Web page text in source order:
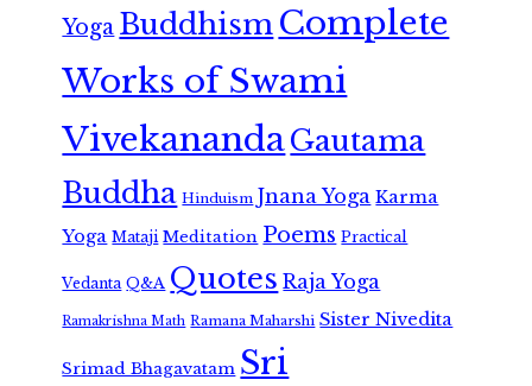
Yoga Buddhism Complete
Works of Swami
VivekanandaGautama
Buddha Hinduism Jnana Yoga Karma
Yoga Mataji Meditation Poems Practical
Vedanta Q&A Quotes Raja Yoga
Ramakrishna Math Ramana Maharshi Sister Nivedita
Srimad Bhagavatam Sri